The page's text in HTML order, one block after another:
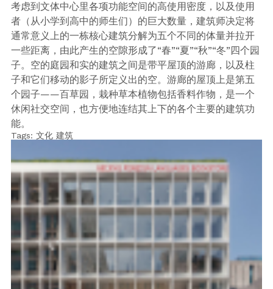
考虑到文体中心里各项功能空间的高使用密度，以及使用
者（从小学到高中的师生们）的巨大数量，建筑师决定将
通常意义上的一栋核心建筑分解为五个不同的体量并拉开
一些距离，由此产生的空隙形成了“春”“夏”“秋”“冬”四个园
子。空的庭园和实的建筑之间是带平屋顶的游廊，以及柱
子和它们移动的影子所定义出的空。游廊的屋顶上是第五
个园子——百草园，栽种草本植物包括香料作物，是一个
休闲社交空间，也方便地连结其上下的各个主要的建筑功
能。
Tags: 文化 建筑